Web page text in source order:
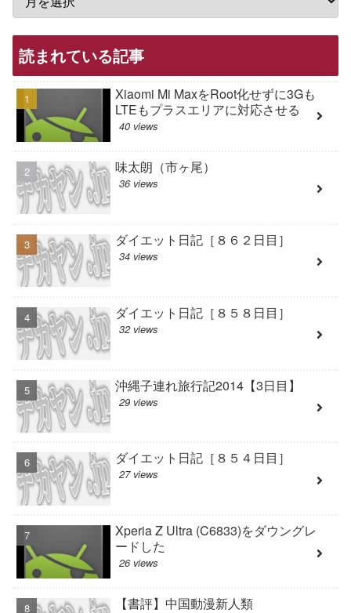
読まれている記事
Xiaomi Mi MaxをRoot化せずに3Gも
LTEもプラスエリアに対応させる
40 views
味太朗（市ヶ尾）
36 views
ダイエット日記［８６２日目］
34 views
ダイエット日記［８５８日目］
32 views
沖縄子連れ旅行記2014【3日目】
29 views
ダイエット日記［８５４日目］
27 views
Xperia Z Ultra (C6833)をダウングレ
ードした
26 views
【書評】中国動漫新人類